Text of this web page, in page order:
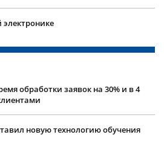
обработки заявок на 30% и в 4
новую технологию обучения